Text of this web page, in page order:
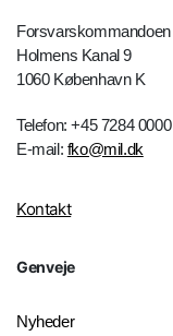
Forsvarskommandoen
Holmens Kanal 9
1060 København K
Telefon: +45 7284 0000
E-mail: fko@mil.dk
Kontakt
Genveje
Nyheder